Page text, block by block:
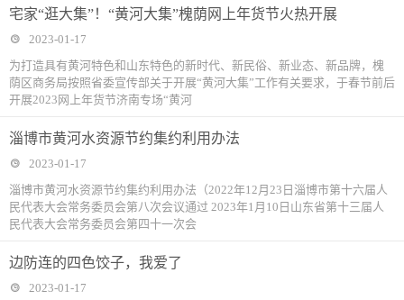
宅家“逛大集”！“黄河大集”槐荫网上年货节火热开展
2023-01-17
为打造具有黄河特色和山东特色的新时代、新民俗、新业态、新品牌，槐
荫区商务局按照省委宣传部关于开展“黄河大集”工作有关要求，于春节前后
开展2023网上年货节济南专场“黄河
淄博市黄河水资源节约集约利用办法
2023-01-17
淄博市黄河水资源节约集约利用办法（2022年12月23日淄博市第十六届人
民代表大会常务委员会第八次会议通过 2023年1月10日山东省第十三届人
民代表大会常务委员会第四十一次会
边防连的四色饺子，我爱了
2023-01-17